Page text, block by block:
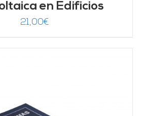
en Edificios
21,00€